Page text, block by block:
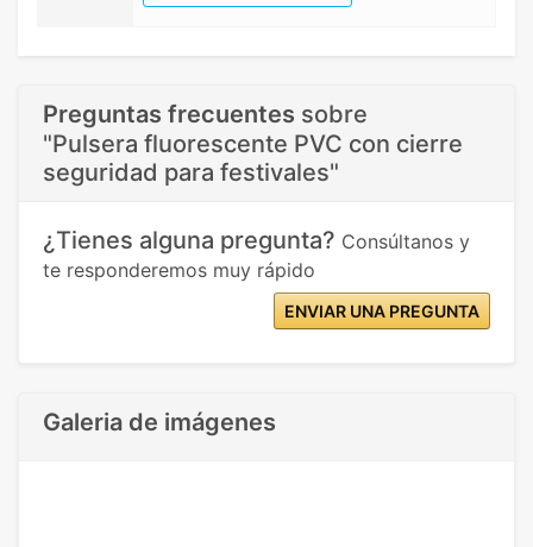
Preguntas frecuentes sobre
"Pulsera fluorescente PVC con cierre
seguridad para festivales"
¿Tienes alguna pregunta? Consúltanos y
te responderemos muy rápido
ENVIAR UNA PREGUNTA
Galeria de imágenes